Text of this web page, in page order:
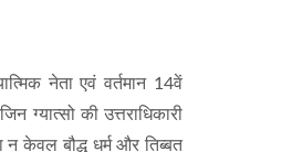
नेता एवं वर्तमान 14वें
ग्यात्सो की उत्तराधिकारी
न केवल बौद्ध धर्म और तिब्बत